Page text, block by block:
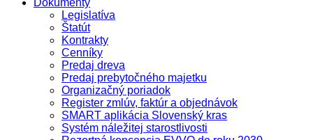
Dokumenty
Legislatíva
Štatút
Kontrakty
Cenníky
Predaj dreva
Predaj prebytočného majetku
Organizačný poriadok
Register zmlúv, faktúr a objednávok
SMART aplikácia Slovenský kras
Systém náležitej starostlivosti